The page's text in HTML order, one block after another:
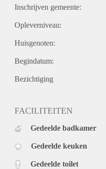
Inschrijven gemeente:
Opleverniveau:
Huisgenoten:
Begindatum:
Bezichtiging
FACILITEITEN
Gedeelde badkamer
Gedeelde keuken
Gedeelde toilet